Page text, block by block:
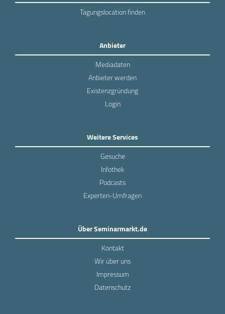
Tagungslocation finden
Anbieter
Mediadaten
Anbieter werden
Existenzgründung
Login
Weitere Services
Gesuche
Infothek
Podcasts
Experten-Umfragen
Über Seminarmarkt.de
Kontakt
Wir über uns
Impressum
Datenschutz